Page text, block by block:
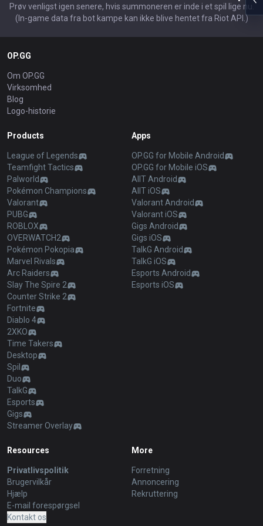
Prøv venligst igen senere, hvis summoneren er inde i et spil lige nu.
(In-game data fra bot kampe kan ikke blive hentet fra Riot API.)
OP.GG
Om OP.GG
Virksomhed
Blog
Logo-historie
Products
League of Legends
Teamfight Tactics
Palworld
Pokémon Champions
Valorant
PUBG
ROBLOX
OVERWATCH2
Pokémon Pokopia
Marvel Rivals
Arc Raiders
Slay The Spire 2
Counter Strike 2
Fortnite
Diablo 4
2XKO
Time Takers
Desktop
Spil
Duo
TalkG
Esports
Gigs
Streamer Overlay
Apps
OP.GG for Mobile Android
OP.GG for Mobile iOS
AllT Android
AllT iOS
Valorant Android
Valorant iOS
Gigs Android
Gigs iOS
TalkG Android
TalkG iOS
Esports Android
Esports iOS
Resources
Privatlivspolitik
Brugervilkår
Hjælp
E-mail forespørgsel
Kontakt os
More
Forretning
Annoncering
Rekruttering